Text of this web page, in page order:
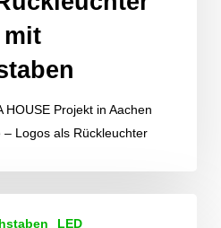
HOUSE Projekt in Aachen
Logos als Rückleuchter
LED